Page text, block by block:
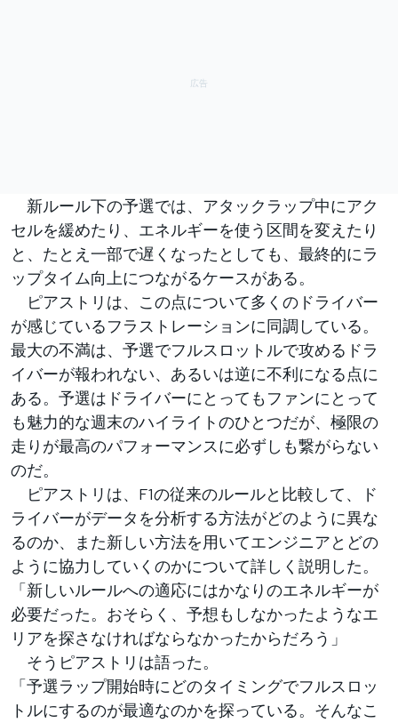
新ルール下の予選では、アタックラップ中にアク
セルを緩めたり、エネルギーを使う区間を変えたり
と、たとえ一部で遅くなったとしても、最終的にラ
ップタイム向上につながるケースがある。
ピアストリは、この点について多くのドライバー
が感じているフラストレーションに同調している。
最大の不満は、予選でフルスロットルで攻めるドラ
イバーが報われない、あるいは逆に不利になる点に
ある。予選はドライバーにとってもファンにとって
も魅力的な週末のハイライトのひとつだが、極限の
走りが最高のパフォーマンスに必ずしも繋がらない
のだ。
ピアストリは、F1の従来のルールと比較して、ド
ライバーがデータを分析する方法がどのように異な
るのか、また新しい方法を用いてエンジニアとどの
ように協力していくのかについて詳しく説明した。
「新しいルールへの適応にはかなりのエネルギーが
必要だった。おそらく、予想もしなかったようなエ
リアを探さなければならなかったからだろう」
そうピアストリは語った。
「予選ラップ開始時にどのタイミングでフルスロッ
トルにするのが最適なのかを探っている。そんなこ